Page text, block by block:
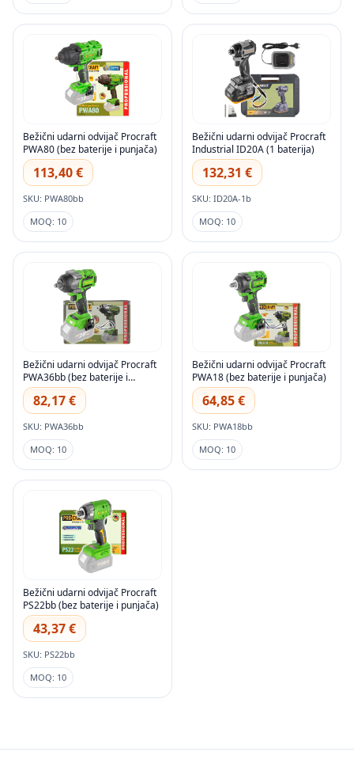
Bežični udarni odvijač Procraft
PWA80 (bez baterije i punjača)
113,40 €
SKU: PWA80bb
MOQ: 10
Bežični udarni odvijač Procraft
Industrial ID20A (1 baterija)
132,31 €
SKU: ID20A-1b
MOQ: 10
Bežični udarni odvijač Procraft
PWA36bb (bez baterije i
punjača)
82,17 €
SKU: PWA36bb
MOQ: 10
Bežični udarni odvijač Procraft
PWA18 (bez baterije i punjača)
64,85 €
SKU: PWA18bb
MOQ: 10
Bežični udarni odvijač Procraft
PS22bb (bez baterije i punjača)
43,37 €
SKU: PS22bb
MOQ: 10